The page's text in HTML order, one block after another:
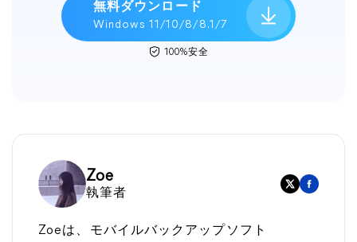
無料ダウンロード
Windows 11/10/8/8.1/7
100%安全
Zoe
執筆者
Zoeは、モバイルバックアップソフト